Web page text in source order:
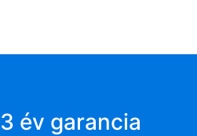
3 év garancia